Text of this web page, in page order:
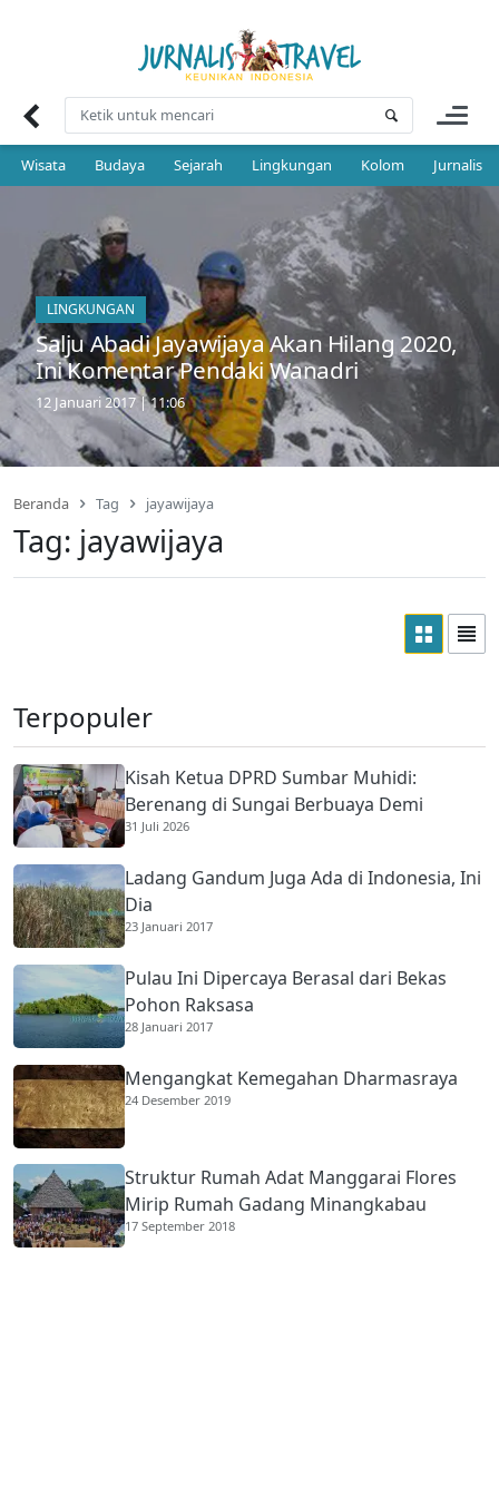
Wisata Budaya Sejarah Lingkungan Kolom Jurnalis
LINGKUNGAN
Salju Abadi Jayawijaya Akan Hilang 2020,
Ini Komentar Pendaki Wanadri
12 Januari 2017 | 11:06
Beranda Tag jayawijaya
Tag: jayawijaya
Terpopuler
Kisah Ketua DPRD Sumbar Muhidi:
Berenang di Sungai Berbuaya Demi
Membantu Ekonomi Orang Tua
31 Juli 2026
Ladang Gandum Juga Ada di Indonesia, Ini
Dia
23 Januari 2017
Pulau Ini Dipercaya Berasal dari Bekas
Pohon Raksasa
28 Januari 2017
Mengangkat Kemegahan Dharmasraya
24 Desember 2019
Struktur Rumah Adat Manggarai Flores
Mirip Rumah Gadang Minangkabau
17 September 2018